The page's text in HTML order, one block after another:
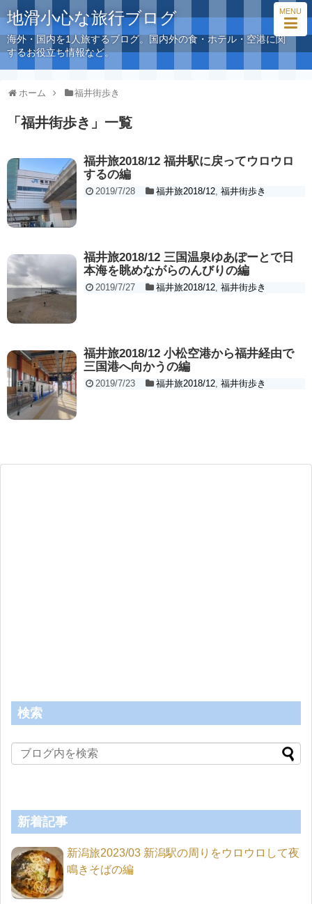
MENU
地滑小心な旅行ブログ
海外・国内を1人旅するブログ。国内外の食・ホテル・空港に関
するお役立ち情報など。
ホーム 福井街歩き
「福井街歩き 」 一覧
福井旅2018/12 福井駅に戻ってウロウロ
するの編
2019/7/28 福井旅2018/12, 福井街歩き
福井旅2018/12 三国温泉ゆあぽーとで日
本海を眺めながらのんびりの編
2019/7/27 福井旅2018/12, 福井街歩き
福井旅2018/12 小松空港から福井経由で
三国港へ向かうの編
2019/7/23 福井旅2018/12, 福井街歩き
検索
新着記事
新潟旅2023/03 新潟駅の周りをウロウロして夜
鳴きそばの編